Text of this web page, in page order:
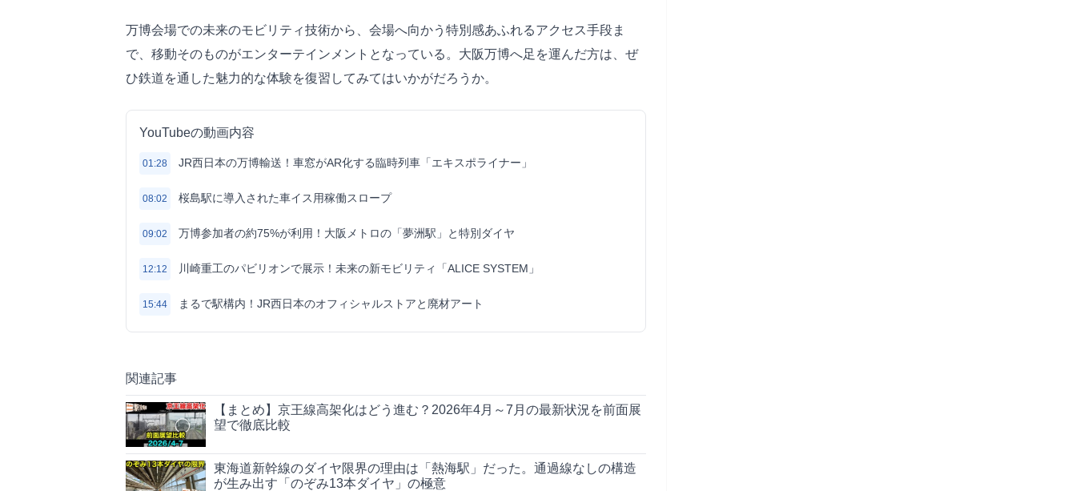
万博会場での未来のモビリティ技術から、会場へ向かう特別感あふれるアクセス手段ま
で、移動そのものがエンターテインメントとなっている。大阪万博へ足を運んだ方は、ぜ
ひ鉄道を通した魅力的な体験を復習してみてはいかがだろうか。
YouTubeの動画内容
01:28 JR西日本の万博輸送！車窓がAR化する臨時列車「エキスポライナー」
08:02 桜島駅に導入された車イス用稼働スロープ
09:02 万博参加者の約75%が利用！大阪メトロの「夢洲駅」と特別ダイヤ
12:12 川崎重工のパビリオンで展示！未来の新モビリティ「ALICE SYSTEM」
15:44 まるで駅構内！JR西日本のオフィシャルストアと廃材アート
関連記事
【まとめ】京王線高架化はどう進む？2026年4月～7月の最新状況を前面展
望で徹底比較
東海道新幹線のダイヤ限界の理由は「熱海駅」だった。通過線なしの構造
が生み出す「のぞみ13本ダイヤ」の極意